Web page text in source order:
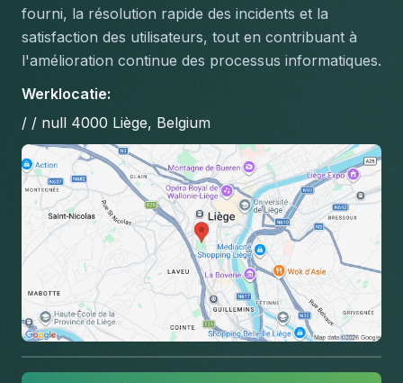
fourni, la résolution rapide des incidents et la
satisfaction des utilisateurs, tout en contribuant à
l'amélioration continue des processus informatiques.
Werklocatie:
/ / null 4000 Liège, Belgium